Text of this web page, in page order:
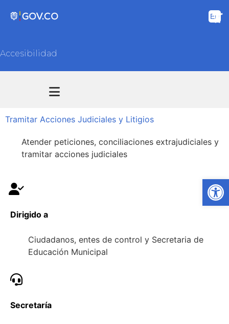
Accesibilidad
Tramitar Acciones Judiciales y Litigios
Atender peticiones, conciliaciones extrajudiciales y
tramitar acciones judiciales
Dirigido a
Ciudadanos, entes de control y Secretaria de
Educación Municipal
Secretaría